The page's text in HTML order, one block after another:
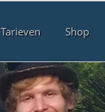
Tarieven Shop